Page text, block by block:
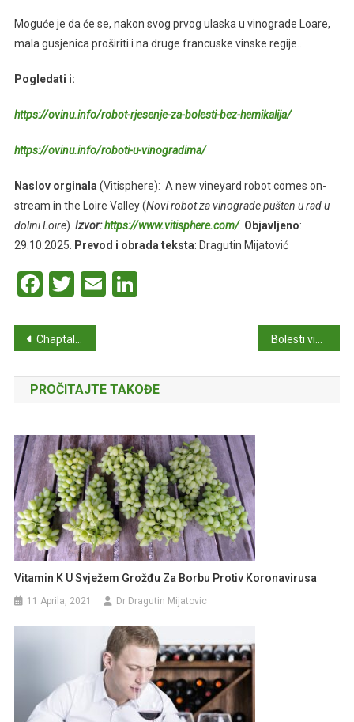
Moguće je da će se, nakon svog prvog ulaska u vinograde Loare,
mala gusjenica proširiti i na druge francuske vinske regije…
Pogledati i:
https://ovinu.info/robot-rjesenje-za-bolesti-bez-hemikalija/
https://ovinu.info/roboti-u-vinogradima/
Naslov orginala (Vitisphere): A new vineyard robot comes on-
stream in the Loire Valley (Novi robot za vinograde pušten u rad u
dolini Loire). Izvor:https://www.vitisphere.com/. Objavljeno:
29.10.2025.
Prevod i obrada teksta: Dragutin Mijatović
Facebook
Twitter
EmailLinkedIn
Navigacija
članaka
Chaptalization — Koliko daleko možete ići?
PROČITAJTE TAKOĐE
Vitamin K U Svježem Grožđu Za Borbu Protiv Koronavirusa
11 Aprila, 2021 Dr Dragutin Mijatovic